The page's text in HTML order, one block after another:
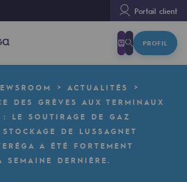
Portail client
PROFIL
ACTUALITÉS
DES GRÈVES AUX TERMINAUX
: LE SOUTIRAGE DE GAZ
DE LUSSAGNET
A ÉTÉ FORTEMENT
SEMAINE DERNIÈRE.